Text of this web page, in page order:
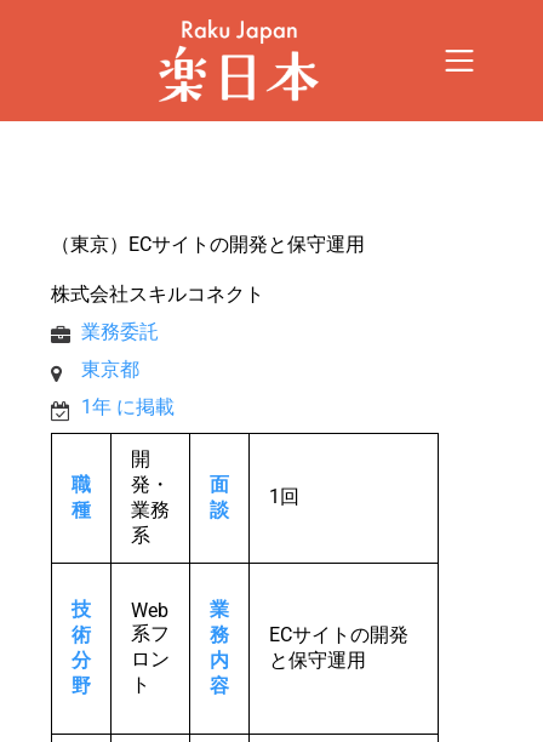
（東京）ECサイトの開発と保守運用
株式会社スキルコネクト
業務委託
東京都
1年 に掲載
職
種
開
発・
業務
系
面
談
1回
技
術
分
野
Web
系フ
ロン
ト
業
務
内
容
ECサイトの開発
と保守運用